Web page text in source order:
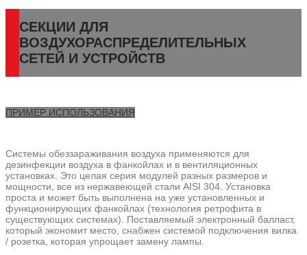
СЕКЦИИ ДЛЯ
ВОЗДУХОРАСПРЕДЕЛИТЕЛЬНЫХ
СЕТЕЙ И УСТРОЙСТВ
ПРИМЕР ИСПОЛЬЗОВАНИЯ
Системы обеззараживания воздуха применяются для
дезинфекции воздуха в фанкойлах и в вентиляционных
установках. Это целая серия модулей разных размеров и
мощности, все из нержавеющей стали AISI 304. Установка
проста и может быть выполнена на уже установленных и
функционирующих фанкойлах (технология ретрофита в
существующих системах). Поставляемый электронный балласт,
который экономит место, снабжен системой подключения вилка
/ розетка, которая упрощает замену лампы.